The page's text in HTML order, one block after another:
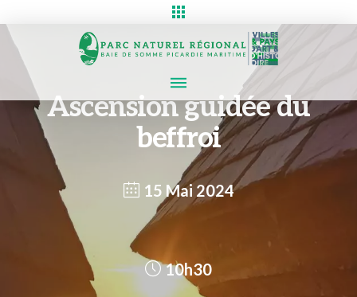
Ascension guidée du
beffroi
15 Mai 2024
10h30